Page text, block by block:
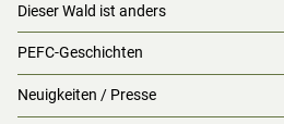
Dieser Wald ist anders
PEFC-Geschichten
Neuigkeiten / Presse